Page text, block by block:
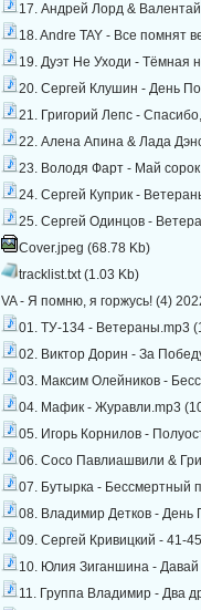
17. Андрей Лорд &
18. Andre TAY - Все помнят
19. Дуэт Не Уходи - Тёмная
20. Сергей Клушин - День
21. Григорий Лепс -
22. Алена Апина & Лада
23. Володя Фарт - Май
24. Сергей Куприк -
25. Сергей Одинцов -
Cover.jpeg (68.78 Kb)
tracklist.txt (1.03 Kb)
VA - Я помню, я горжусь! (4)
01. ТУ-134 - Ветераны.mp3
02. Виктор Дорин - За
03. Максим Олейников -
04. Мафик - Журавли.mp3
05. Игорь Корнилов -
06. Сосо Павлиашвили &
07. Бутырка - Бессмертный
08. Владимир Детков - День
09. Сергей Кривицкий - 41-
10. Юлия Зиганшина - Давай
11. Группа Владимир - Два